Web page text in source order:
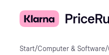
Start/Computer & Software/